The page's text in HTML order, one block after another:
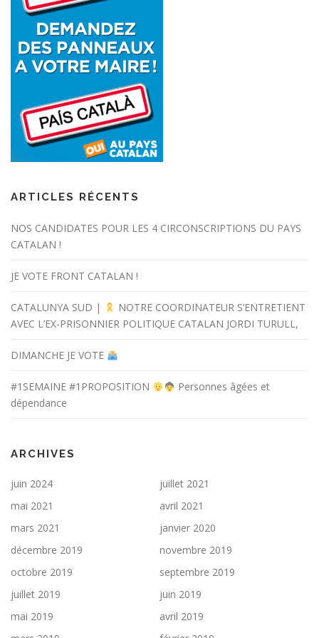
ARTICLES RÉCENTS
NOS CANDIDATES POUR LES 4 CIRCONSCRIPTIONS DU PAYS
CATALAN !
JE VOTE FRONT CATALAN !
CATALUNYA SUD |
NOTRE COORDINATEUR S’ENTRETIENT
AVEC L’EX-PRISONNIER POLITIQUE CATALAN JORDI TURULL,
DIMANCHE JE VOTE
#1SEMAINE #1PROPOSITION
Personnes âgées et
dépendance
ARCHIVES
juin 2024
juillet 2021
mai 2021
avril 2021
mars 2021
janvier 2020
décembre 2019
novembre 2019
octobre 2019
septembre 2019
juillet 2019
juin 2019
mai 2019
avril 2019